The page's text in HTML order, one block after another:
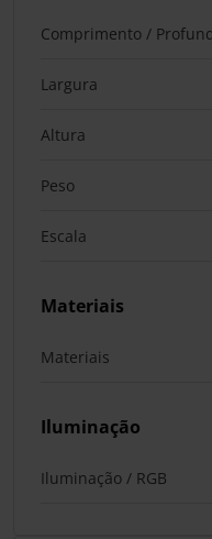
Comprimento /
Largura
Altura
Peso
Escala
Materiais
Materiais
Iluminação
Iluminação / RGB